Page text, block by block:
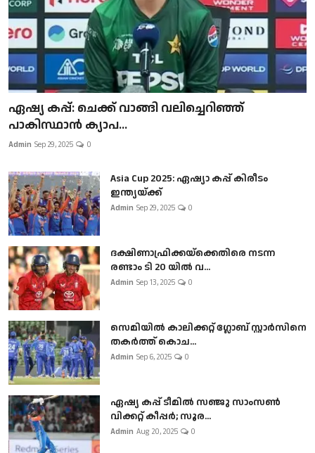
ഏഷ്യ കപ്പ്: ചെക്ക് വാങ്ങി വലിച്ചെറിഞ്ഞ്
പാകിസ്ഥാൻ ക്യാപ...
Admin Sep 29, 2025 0
Asia Cup 2025: ഏഷ്യാ കപ്പ് കിരീടം
ഇന്ത്യയ്ക്ക്
Admin Sep 29, 2025 0
ദക്ഷിണാഫ്രിക്കയ്‌ക്കെതിരെ നടന്ന
രണ്ടാം ടി 20 യിൽ വ...
Admin Sep 13, 2025 0
സെമിയിൽ കാലിക്കറ്റ് ഗ്ലോബ് സ്റ്റാർസിനെ
തകർത്ത് കൊച...
Admin Sep 6, 2025 0
ഏഷ്യ കപ്പ് ടീമിൽ സഞ്ജു സാംസൺ
വിക്കറ്റ് കീപ്പർ; സൂര...
Admin Aug 20, 2025 0